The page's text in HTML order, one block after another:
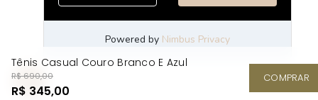
Tênis Casual Couro Branco E Azul
R$ 690,00
R$ 345,00
COMPRAR